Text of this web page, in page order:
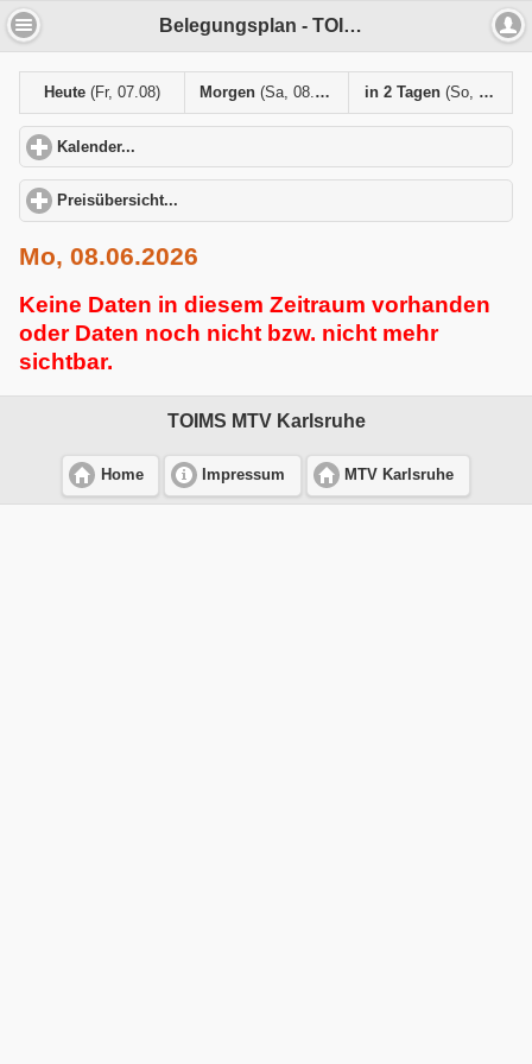
Belegungsplan - TOIMS MTV Karlsruhe
Heute (Fr, 07.08) Morgen(Sa, 08.08) in 2 Tagen (So, 09.08)
Kalender...
Preisübersicht...
Mo, 08.06.2026
Keine Daten in diesem Zeitraum vorhanden
oder Daten noch nicht bzw. nicht mehr
sichtbar.
TOIMS MTV Karlsruhe
Home Impressum MTV Karlsruhe